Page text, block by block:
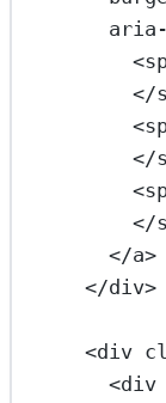
aria-
<
</
<
</
<
</
</a>
</div>
<div
<div